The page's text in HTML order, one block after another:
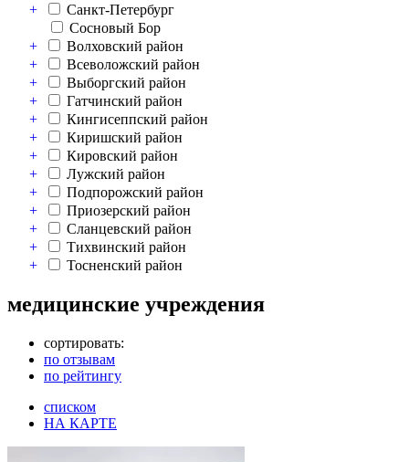
+
Санкт-Петербург
Сосновый Бор
+
Волховский район
+
Всеволожский район
+
Выборгский район
+
Гатчинский район
+
Кингисеппский район
+
Киришский район
+
Кировский район
+
Лужский район
+
Подпорожский район
+
Приозерский район
+
Сланцевский район
+
Тихвинский район
+
Тосненский район
медицинские учреждения
сортировать:
по отзывам
по рейтингу
списком
НА КАРТЕ